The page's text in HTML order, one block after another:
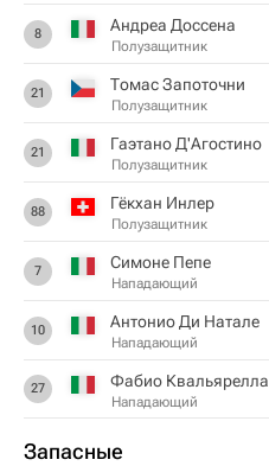
8 Андреа Доссена
Полузащитник
21 Томас Запоточни
Полузащитник
21 Гаэтано Д'Агостино
Полузащитник
88 Гёкхан Инлер
Полузащитник
7 Симоне Пепе
Нападающий
10 Антонио Ди Натале
Нападающий
27 Фабио Квальярелла
Нападающий
Запасные